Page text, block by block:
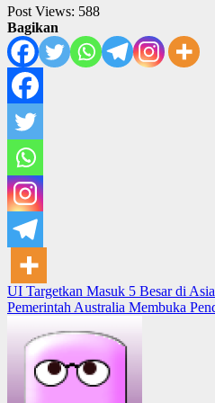
Post Views: 588
Bagikan
Post
navigation
UI Targetkan Masuk 5 Besar di
Pemerintah Australia Membuka